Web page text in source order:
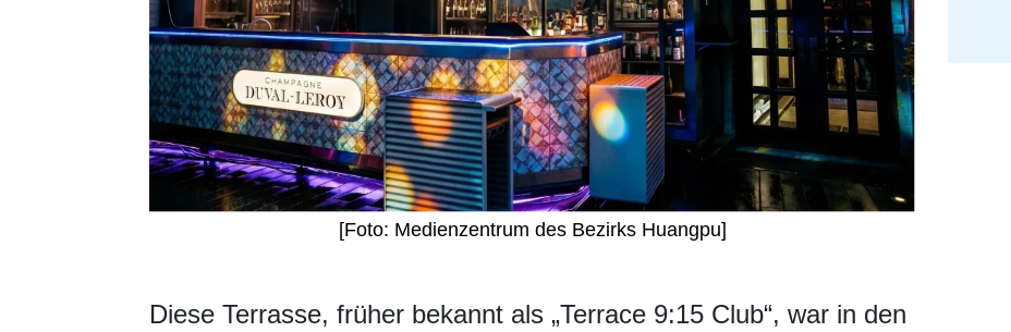
[Foto: Medienzentrum des Bezirks Huangpu]
​Diese Terrasse, früher bekannt als „Terrace 9:15 Club“, war in den